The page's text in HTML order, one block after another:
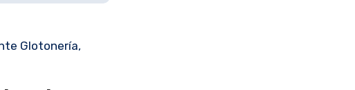
Glotonería,